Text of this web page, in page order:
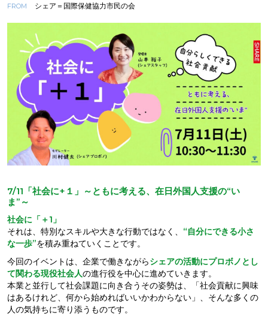
FROM シェア＝国際保健協力市民の会
7/11「社会に+１」～ともに考える、在日外国人支援の“い
ま”～
社会に「＋1」
それは、特別なスキルや大きな行動ではなく、 “自分にできる小さ
な一歩”を積み重ねていくことです。
今回のイベントは、企業で働きながらシェアの活動にプロボノとし
て関わる現役社会人の進行役を中心に進めていきます。
本業と並行して社会課題に向き合うその姿勢は、「社会貢献に興味
はあるけれど、何から始めればいいかわからない」、そんな多くの
人の気持ちに寄り添うものです。